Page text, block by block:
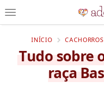
INÍCIO CACHORROS
Tudo sobre
raça